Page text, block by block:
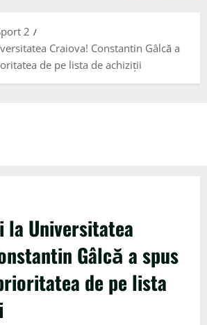
2
Craiova! Constantin Gâlcă a
de pe lista de achiziții
la Universitatea
Gâlcă a spus
de pe lista